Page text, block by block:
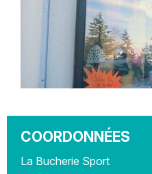
COORDONNÉES
La Bucherie Sport